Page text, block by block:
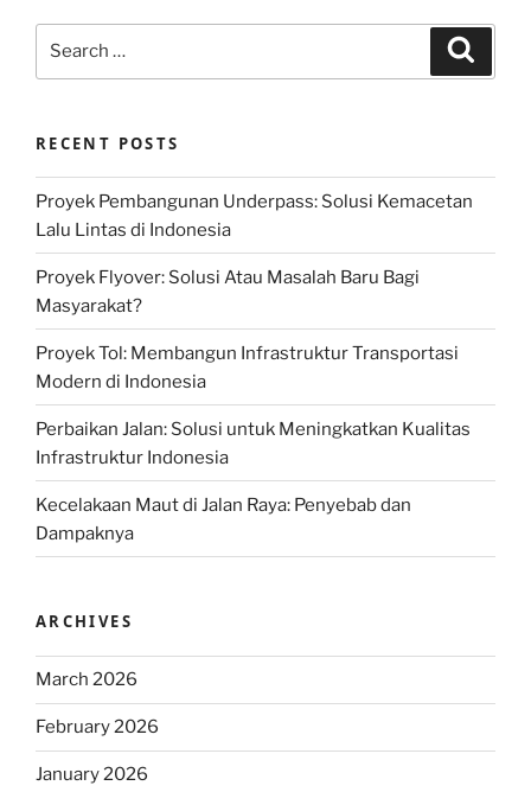
RECENT POSTS
Proyek Pembangunan Underpass: Solusi Kemacetan
Lalu Lintas di Indonesia
Proyek Flyover: Solusi Atau Masalah Baru Bagi
Masyarakat?
Proyek Tol: Membangun Infrastruktur Transportasi
Modern di Indonesia
Perbaikan Jalan: Solusi untuk Meningkatkan Kualitas
Infrastruktur Indonesia
Kecelakaan Maut di Jalan Raya: Penyebab dan
Dampaknya
ARCHIVES
March 2026
February 2026
January 2026